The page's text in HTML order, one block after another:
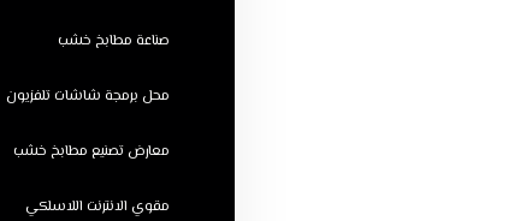
صناعة مطابخ خشب
محل برمجة شاشات تلفزيون
معارض تصنيع مطابخ خشب
مقوي الانترنت اللاسلكي